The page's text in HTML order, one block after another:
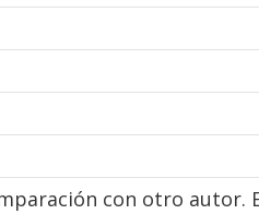
con otro autor.